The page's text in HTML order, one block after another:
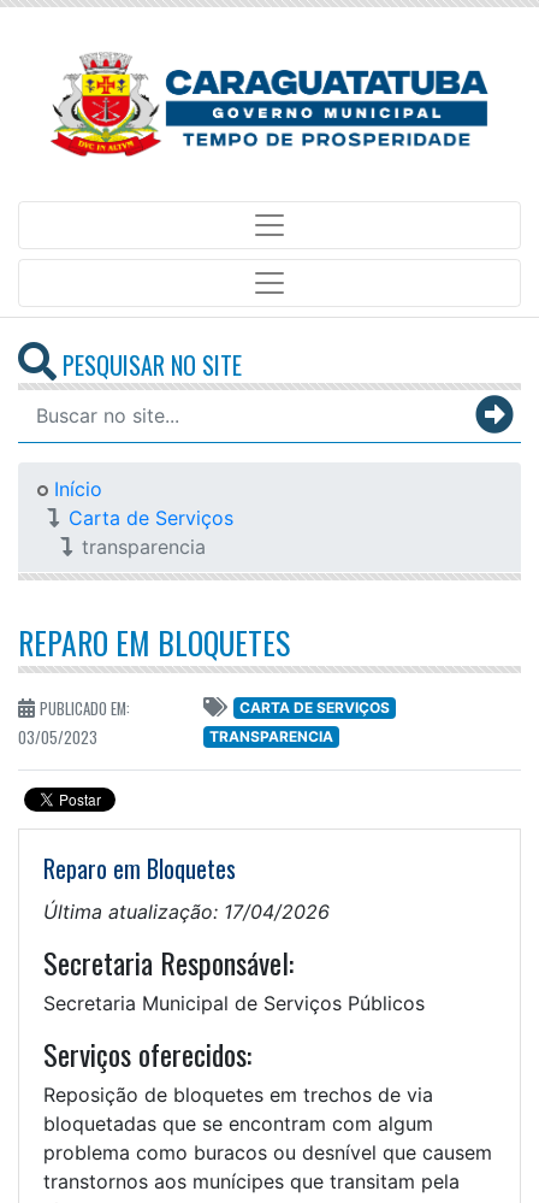
PESQUISAR NO SITE
Início
Carta de Serviços
transparencia
REPARO EM BLOQUETES
PUBLICADO EM:
03/05/2023
CARTA DE SERVIÇOS
TRANSPARENCIA
Reparo em Bloquetes
Última atualização: 17/04/2026
Secretaria Responsável:
Secretaria Municipal de Serviços Públicos
Serviços oferecidos:
Reposição de bloquetes em trechos de via
bloquetadas que se encontram com algum
problema como buracos ou desnível que causem
transtornos aos munícipes que transitam pela